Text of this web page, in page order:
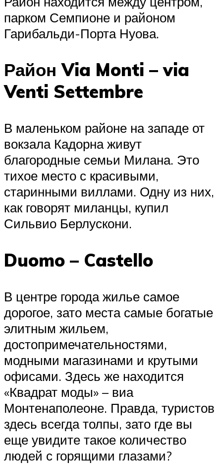
парком Семпионе и районом
Гарибальди-Порта Нуова.
Район Via Monti – via
Venti Settembre
В маленьком районе на западе от
вокзала Кадорна живут
благородные семьи Милана. Это
тихое место с красивыми,
старинными виллами. Одну из них,
как говорят миланцы, купил
Сильвио Берлускони.
Duomo – Castello
В центре города жилье самое
дорогое, зато места самые богатые
элитным жильем,
достопримечательностями,
модными магазинами и крутыми
офисами. Здесь же находится
«Квадрат моды» – виа
Монтенаполеоне. Правда, туристов
здесь всегда толпы, зато где вы
еще увидите такое количество
людей с горящими глазами?